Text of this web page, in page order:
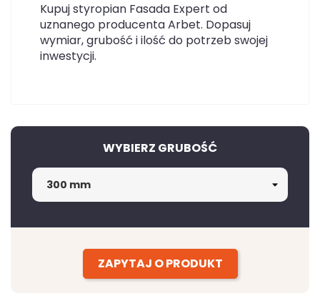
Kupuj styropian Fasada Expert od
uznanego producenta Arbet. Dopasuj
wymiar, grubość i ilość do potrzeb swojej
inwestycji.
WYBIERZ GRUBOŚĆ
ZAPYTAJ O PRODUKT